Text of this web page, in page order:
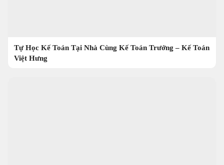
Tự Học Kế Toán Tại Nhà Cùng Kế Toán Trưởng – Kế Toán
Việt Hưng